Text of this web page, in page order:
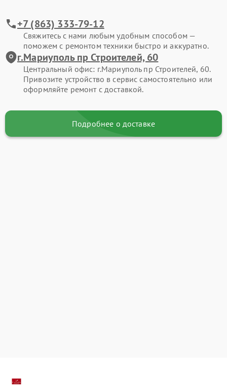
+7 (863) 333-79-12
Свяжитесь с нами любым удобным способом —
поможем с ремонтом техники быстро и аккуратно.
г.Мариуполь пр Строителей, 60
Центральный офис: г.Мариуполь пр Строителей, 60.
Привозите устройство в сервис самостоятельно или
оформляйте ремонт с доставкой.
Подробнее о доставке